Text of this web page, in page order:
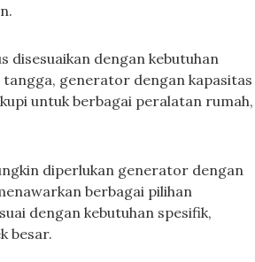
disesuaikan dengan kebutuhan
generator dengan kapasitas
untuk berbagai peralatan rumah,
diperlukan generator dengan
berbagai pilihan
dengan kebutuhan spesifik,
besar.